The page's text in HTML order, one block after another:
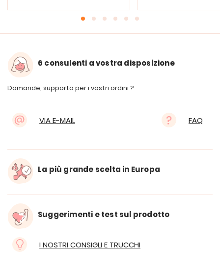
6 consulenti a vostra disposizione
Domande, supporto per i vostri ordini ?
VIA E-MAIL FAQ
La più grande scelta in Europa
Suggerimenti e test sul prodotto
I NOSTRI CONSIGLI E TRUCCHI